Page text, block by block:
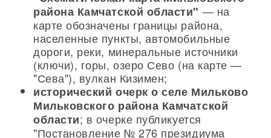
района Камчатской области" — на
карте обозначены границы района,
населенные пункты, автомобильные
дороги, реки, минеральные источники
(ключи), горы, озеро Сево (на карте —
"Сева"), вулкан Кизимен;
исторический очерк о селе Мильково
Мильковского района Камчатской
области; в очерке публикуется
"Постановление № 276 президиума